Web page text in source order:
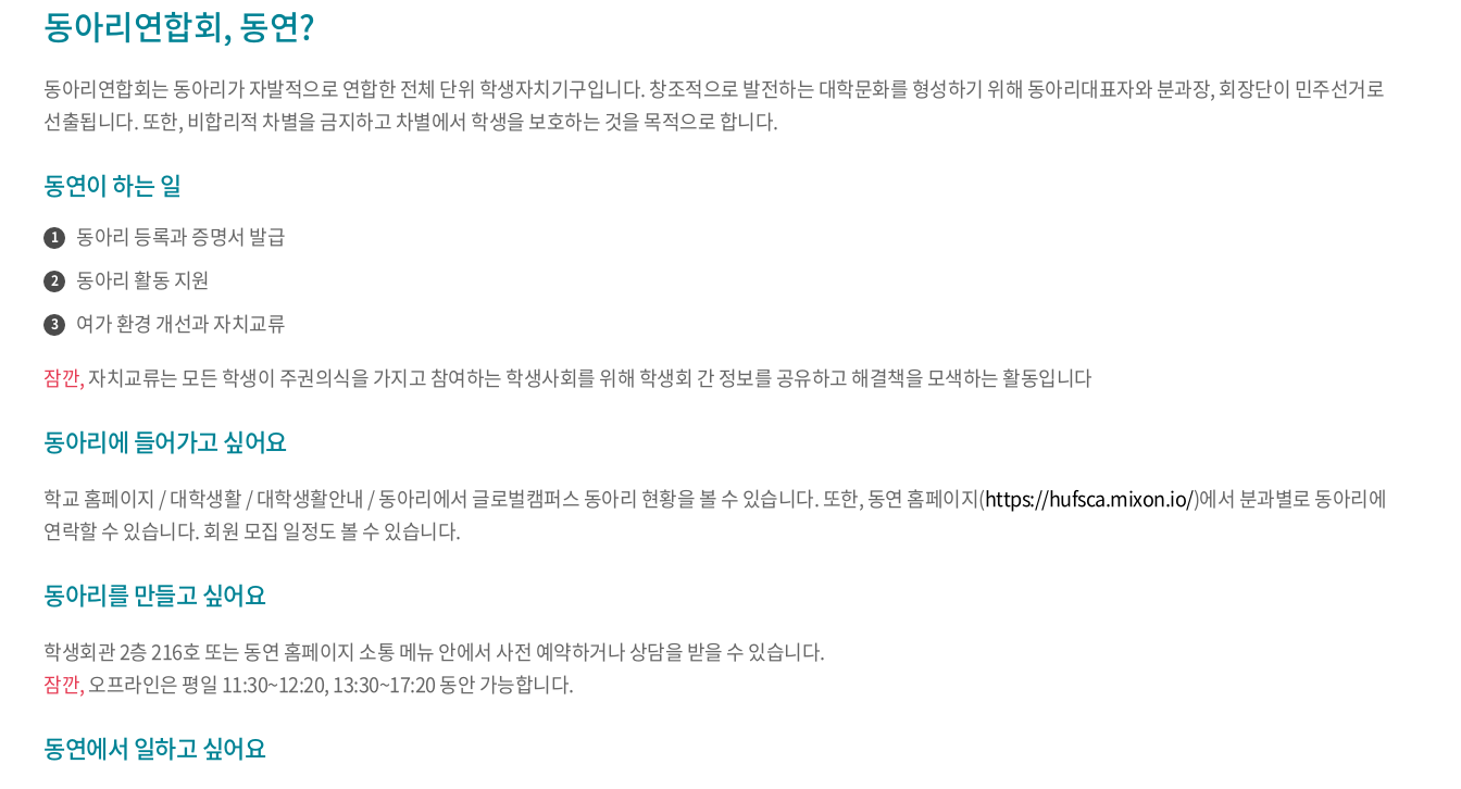
동아리연합회, 동연?
동아리연합회는 동아리가 자발적으로 연합한 전체 단위 학생자치기구입니다. 창조적으로 발전하는 대학문화를 형성하기 위해 동아리대표자와 분과장, 회장단이 민주선거로
선출됩니다. 또한, 비합리적 차별을 금지하고 차별에서 학생을 보호하는 것을 목적으로 합니다.
동연이 하는 일
1 동아리 등록과 증명서 발급
2 동아리 활동 지원
3
여가 환경 개선과 자치교류
잠깐,자치교류는 모든 학생이 주권의식을 가지고 참여하는 학생사회를 위해 학생회 간 정보를 공유하고 해결책을 모색하는 활동입니다
동아리에 들어가고 싶어요
학교 홈페이지 / 대학생활 / 대학생활안내 / 동아리에서 글로벌캠퍼스 동아리 현황을 볼 수 있습니다. 또한, 동연 홈페이지(https://hufsca.mixon.io/)에서 분과별로 동아리에
연락할 수 있습니다. 회원 모집 일정도 볼 수 있습니다.
동아리를 만들고 싶어요
학생회관 2층 216호 또는 동연 홈페이지 소통 메뉴 안에서 사전 예약하거나 상담을 받을 수 있습니다.
잠깐,오프라인은 평일 11:30~12:20, 13:30~17:20 동안 가능합니다.
동연에서 일하고 싶어요